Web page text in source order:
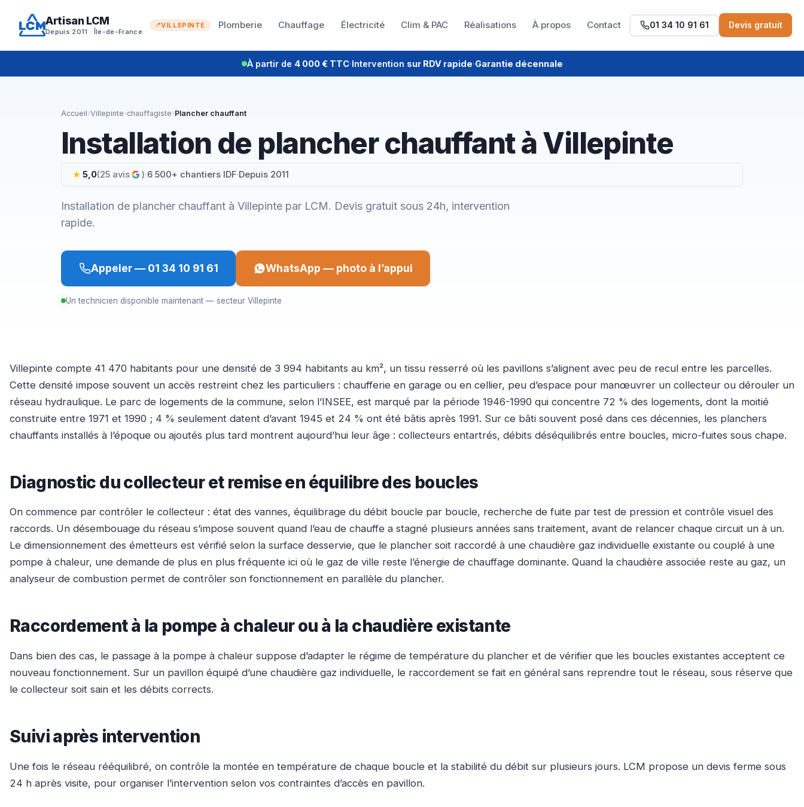
contenu
Artisan LCM
Depuis 2011 · Île-de-France
VILLEPINTE Plomberie Chauffage Électricité Clim & PAC Réalisations À propos Contact 01 34 10 91 61 Devis gratuit
À partir de 4 000 € TTC·Intervention sur RDV rapide·Garantie décennale
Accueil›Villepinte›chauffagiste›Plancher chauffant
Installation de plancher chauffant à Villepinte
5,0(25 avis )·6 500+ chantiers IDF·Depuis 2011
Installation de plancher chauffant à Villepinte par LCM. Devis gratuit sous 24h, intervention
rapide.
Appeler — 01 34 10 91 61 WhatsApp — photo à l’appui
Un technicien disponible maintenant — secteur Villepinte
Villepinte compte 41 470 habitants pour une densité de 3 994 habitants au km², un tissu resserré où les pavillons s’alignent avec peu de recul entre les parcelles.
Cette densité impose souvent un accès restreint chez les particuliers : chaufferie en garage ou en cellier, peu d’espace pour manœuvrer un collecteur ou dérouler un
réseau hydraulique. Le parc de logements de la commune, selon l’INSEE, est marqué par la période 1946-1990 qui concentre 72 % des logements, dont la moitié
construite entre 1971 et 1990 ; 4 % seulement datent d’avant 1945 et 24 % ont été bâtis après 1991. Sur ce bâti souvent posé dans ces décennies, les planchers
chauffants installés à l’époque ou ajoutés plus tard montrent aujourd’hui leur âge : collecteurs entartrés, débits déséquilibrés entre boucles, micro-fuites sous chape.
Diagnostic du collecteur et remise en équilibre des boucles
On commence par contrôler le collecteur : état des vannes, équilibrage du débit boucle par boucle, recherche de fuite par test de pression et contrôle visuel des
raccords. Un désembouage du réseau s’impose souvent quand l’eau de chauffe a stagné plusieurs années sans traitement, avant de relancer chaque circuit un à un.
Le dimensionnement des émetteurs est vérifié selon la surface desservie, que le plancher soit raccordé à une chaudière gaz individuelle existante ou couplé à une
pompe à chaleur, une demande de plus en plus fréquente ici où le gaz de ville reste l’énergie de chauffage dominante. Quand la chaudière associée reste au gaz, un
analyseur de combustion permet de contrôler son fonctionnement en parallèle du plancher.
Raccordement à la pompe à chaleur ou à la chaudière existante
Dans bien des cas, le passage à la pompe à chaleur suppose d’adapter le régime de température du plancher et de vérifier que les boucles existantes acceptent ce
nouveau fonctionnement. Sur un pavillon équipé d’une chaudière gaz individuelle, le raccordement se fait en général sans reprendre tout le réseau, sous réserve que
le collecteur soit sain et les débits corrects.
Suivi après intervention
Une fois le réseau rééquilibré, on contrôle la montée en température de chaque boucle et la stabilité du débit sur plusieurs jours. LCM propose un devis ferme sous
24 h après visite, pour organiser l’intervention selon vos contraintes d’accès en pavillon.